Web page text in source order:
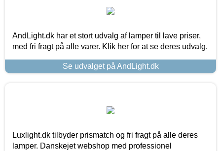
AndLight.dk har et stort udvalg af lamper til lave priser,
med fri fragt på alle varer. Klik her for at se deres udvalg.
Se udvalget på AndLight.dk
Luxlight.dk tilbyder prismatch og fri fragt på alle deres
lamper. Danskejet webshop med professionel